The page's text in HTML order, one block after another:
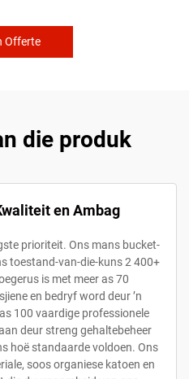
Offerte
die produk
en Ambag
prioriteit. Ons mans bucket-
toestand-van-die-kuns 2 400+
is met meer as 70
en bedryf word deur ’n
100 vaardige professionele
deur streng gehaltebeheer
hoë standaarde voldoen. Ons
soos organiese katoen en